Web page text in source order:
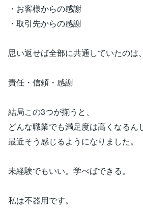
・お客様からの感謝
・取引先からの感謝
思い返せば全部に共通していたのは、
責任・信頼・感謝
結局この3つが揃うと、
どんな職業でも満足度は高くなる
最近そう感じるようになりました。
未経験でもいい。学べばできる。
私は不器用です。